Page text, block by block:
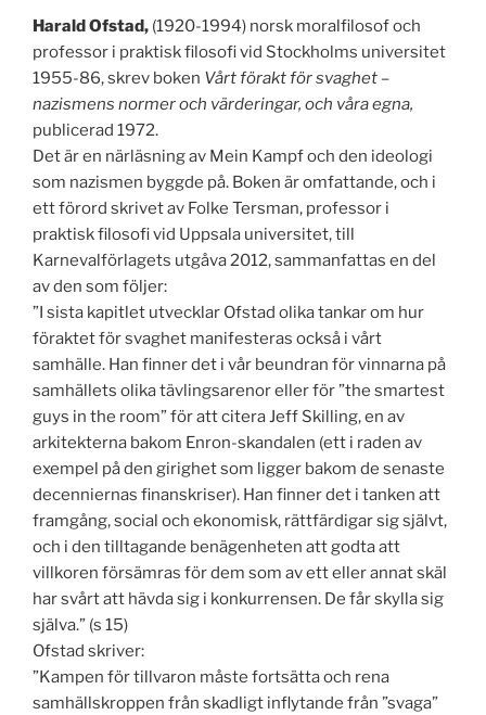
Harald Ofstad, (1920-1994) norsk moralfilosof och
professor i praktisk filosofi vid Stockholms universitet
1955-86, skrev boken Vårt förakt för svaghet –
nazismens normer och värderingar, och våra egna,
publicerad 1972.
Det är en närläsning av Mein Kampf och den ideologi
som nazismen byggde på. Boken är omfattande, och i
ett förord skrivet av Folke Tersman, professor i
praktisk filosofi vid Uppsala universitet, till
Karnevalförlagets utgåva 2012, sammanfattas en del
av den som följer:
”I sista kapitlet utvecklar Ofstad olika tankar om hur
föraktet för svaghet manifesteras också i vårt
samhälle. Han finner det i vår beundran för vinnarna på
samhällets olika tävlingsarenor eller för ”the smartest
guys in the room” för att citera Jeff Skilling, en av
arkitekterna bakom Enron-skandalen (ett i raden av
exempel på den girighet som ligger bakom de senaste
decenniernas finanskriser). Han finner det i tanken att
framgång, social och ekonomisk, rättfärdigar sig självt,
och i den tilltagande benägenheten att godta att
villkoren försämras för dem som av ett eller annat skäl
har svårt att hävda sig i konkurrensen. De får skylla sig
själva.” (s 15)
Ofstad skriver:
”Kampen för tillvaron måste fortsätta och rena
samhällskroppen från skadligt inflytande från ”svaga”